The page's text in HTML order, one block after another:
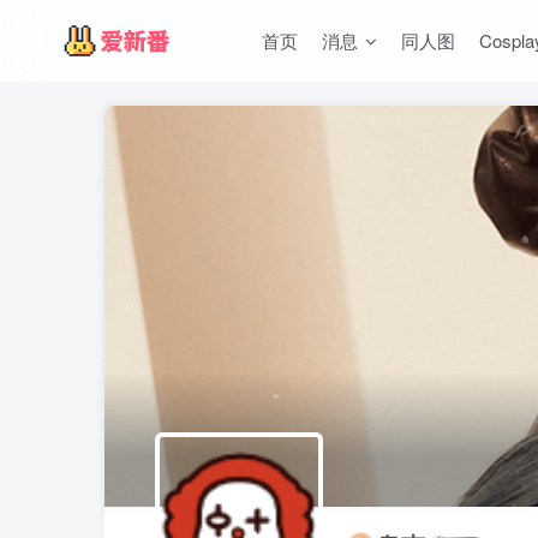
首页 消息 同人图